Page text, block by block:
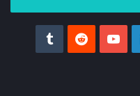
يوتيوب ‏Tumblr